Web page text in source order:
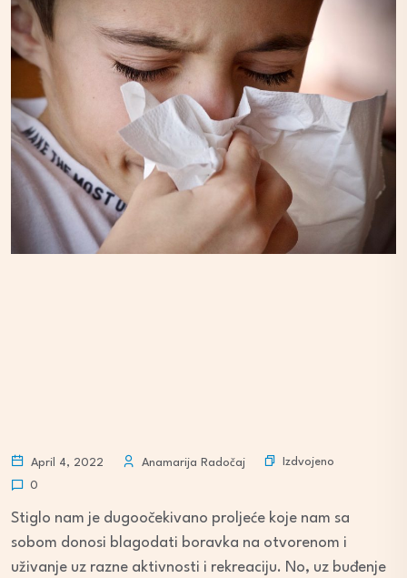
April 4, 2022 Anamarija Radočaj
Izdvojeno
0
Stiglo nam je dugoočekivano proljeće koje nam sa
sobom donosi blagodati boravka na otvorenom i
uživanje uz razne aktivnosti i rekreaciju. No, uz buđenje